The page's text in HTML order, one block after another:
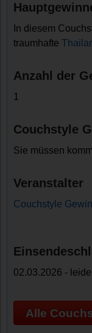
In diesem
traumhafte
Anzahl der
1
Couchstyle
Sie müssen
Veranstalter
Couchstyle
02.03.2026 -
Alle